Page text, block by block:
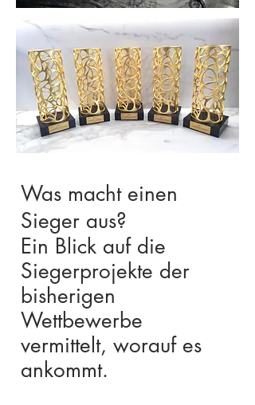
Was macht einen
Sieger aus?
Ein Blick auf die
Siegerprojekte der
bisherigen
Wettbewerbe
vermittelt, worauf es
ankommt.